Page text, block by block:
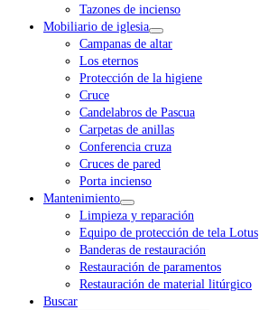
Tazones de incienso
Mobiliario de iglesia
Campanas de altar
Los eternos
Protección de la higiene
Cruce
Candelabros de Pascua
Carpetas de anillas
Conferencia cruza
Cruces de pared
Porta incienso
Mantenimiento
Limpieza y reparación
Equipo de protección de tela Lotus
Banderas de restauración
Restauración de paramentos
Restauración de material litúrgico
Buscar